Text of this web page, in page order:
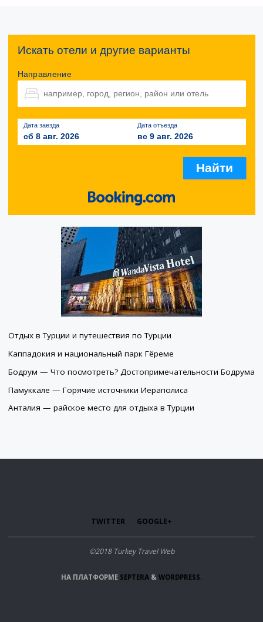
Искать отели и другие варианты
Направление
Дата заезда
сб 8 авг. 2026
Дата отъезда
вс 9 авг. 2026
Отдых в Турции и путешествия по Турции
Каппадокия и национальный парк Гёреме
Бодрум — Что посмотреть? Достопримечательности Бодрума
Памуккале — Горячие источники Иераполиса
Анталия — райское место для отдыха в Турции
TWITTER GOOGLE+
©2018 Turkey Travel Web
НА ПЛАТФОРМЕ SEPTERA & WORDPRESS.